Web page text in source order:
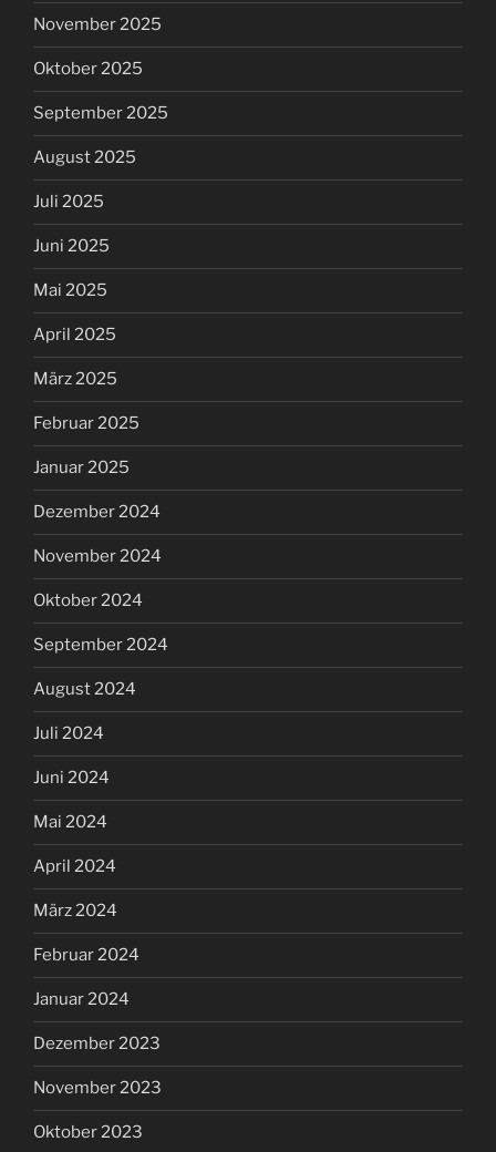
November 2025
Oktober 2025
September 2025
August 2025
Juli 2025
Juni 2025
Mai 2025
April 2025
März 2025
Februar 2025
Januar 2025
Dezember 2024
November 2024
Oktober 2024
September 2024
August 2024
Juli 2024
Juni 2024
Mai 2024
April 2024
März 2024
Februar 2024
Januar 2024
Dezember 2023
November 2023
Oktober 2023